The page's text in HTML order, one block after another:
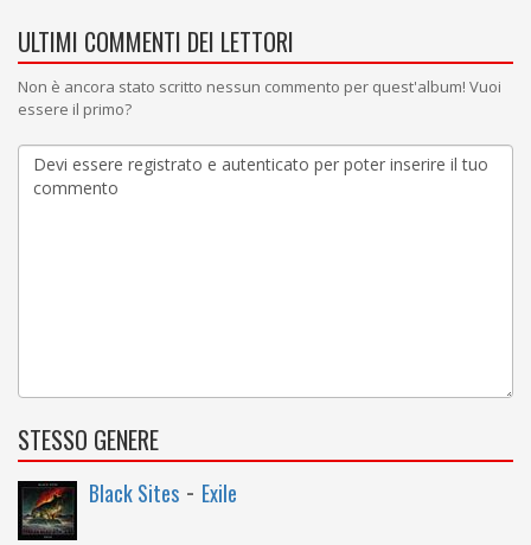
ULTIMI COMMENTI DEI LETTORI
Non è ancora stato scritto nessun commento per quest'album! Vuoi
essere il primo?
STESSO GENERE
Black Sites - Exile